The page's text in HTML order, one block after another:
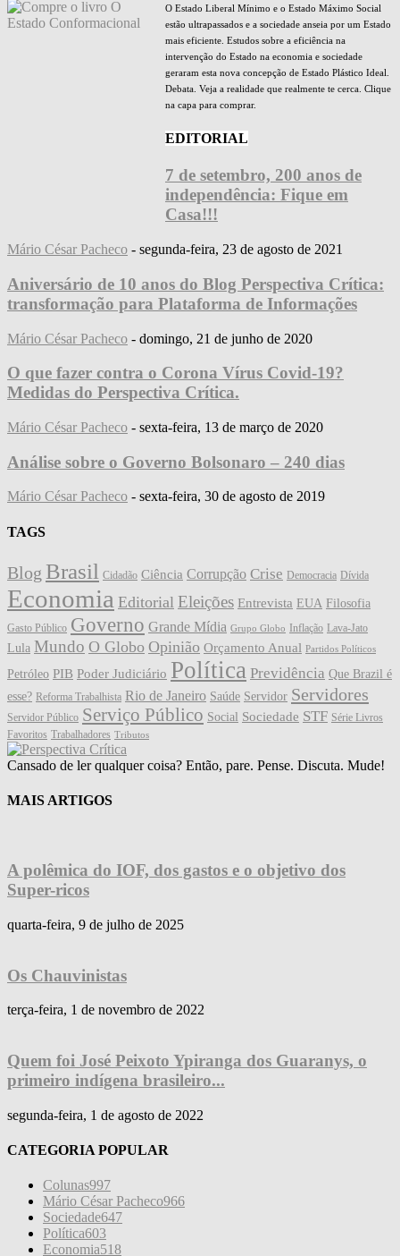
O Estado Liberal Mínimo e o Estado Máximo Social
estão ultrapassados e a sociedade anseia por um Estado
mais eficiente. Estudos sobre a eficiência na
intervenção do Estado na economia e sociedade
geraram esta nova concepção de Estado Plástico Ideal.
Debata. Veja a realidade que realmente te cerca. Clique
na capa para comprar.
EDITORIAL
7 de setembro, 200 anos de
independência: Fique em
Casa!!!
Mário César Pacheco - segunda-feira, 23 de agosto de 2021
Aniversário de 10 anos do Blog Perspectiva Crítica:
transformação para Plataforma de Informações
Mário César Pacheco - domingo, 21 de junho de 2020
O que fazer contra o Corona Vírus Covid-19?
Medidas do Perspectiva Crítica.
Mário César Pacheco - sexta-feira, 13 de março de 2020
Análise sobre o Governo Bolsonaro – 240 dias
Mário César Pacheco - sexta-feira, 30 de agosto de 2019
TAGS
Blog Brasil Cidadão Ciência Corrupção Crise Democracia Dívida
Economia Editorial Eleições Entrevista EUA Filosofia
Gasto Público Governo Grande Mídia Grupo Globo Inflação Lava-Jato
Lula Mundo O Globo Opinião Orçamento Anual Partidos Políticos
Petróleo PIB Poder Judiciário Política Previdência Que Brazil é
esse? Reforma Trabalhista Rio de Janeiro Saúde Servidor Servidores
Servidor Público Serviço Público Social Sociedade STF Série Livros
Favoritos Trabalhadores Tributos
Cansado de ler qualquer coisa? Então, pare. Pense. Discuta. Mude!
MAIS ARTIGOS
A polêmica do IOF, dos gastos e o objetivo dos
Super-ricos
quarta-feira, 9 de julho de 2025
Os Chauvinistas
terça-feira, 1 de novembro de 2022
Quem foi José Peixoto Ypiranga dos Guaranys, o
primeiro indígena brasileiro...
segunda-feira, 1 de agosto de 2022
CATEGORIA POPULAR
Colunas997
Mário César Pacheco966
Sociedade647
Política603
Economia518